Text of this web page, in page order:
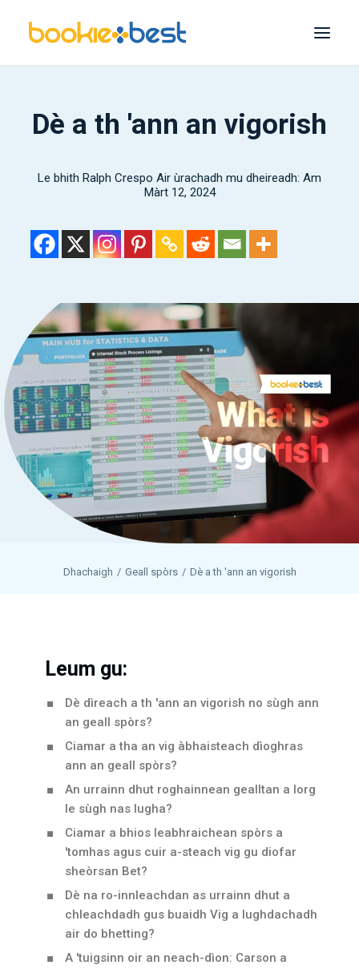
Na Leabhraichean as Fheàrr
Melbet
1Buaigh
An geall 365
Rannsaich
Dè a th 'ann an vigorish
Le bhith Ralph Crespo Air ùrachadh mu dheireadh: Am
Màrt 12, 2024
Dhachaigh Geall spòrs Dè a th 'ann an vigorish
Leum gu:
Dè dìreach a th 'ann an vigorish no sùgh ann
an geall spòrs?
Ciamar a tha an vig àbhaisteach dìoghras
ann an geall spòrs?
An urrainn dhut roghainnean gealltan a lorg
le sùgh nas lugha?
Ciamar a bhios leabhraichean spòrs a
'tomhas agus cuir a-steach vig gu diofar
sheòrsan Bet?
Dè na ro-innleachdan as urrainn dhut a
chleachdadh gus buaidh Vig a lughdachadh
air do bhetting?
A 'tuigsinn oir an neach-dìon: Carson a